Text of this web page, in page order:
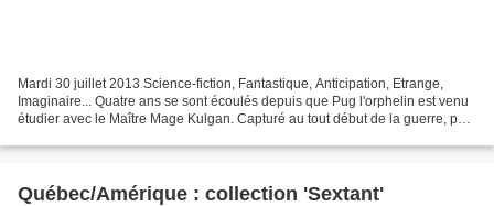
Mardi 30 juillet 2013 Science-fiction, Fantastique, Anticipation, Etrange,
Imaginaire... Quatre ans se sont écoulés depuis que Pug l'orphelin est venu
étudier avec le Maître Mage Kulgan. Capturé au tout début de la guerre, par
Québec/Amérique : collection 'Sextant'